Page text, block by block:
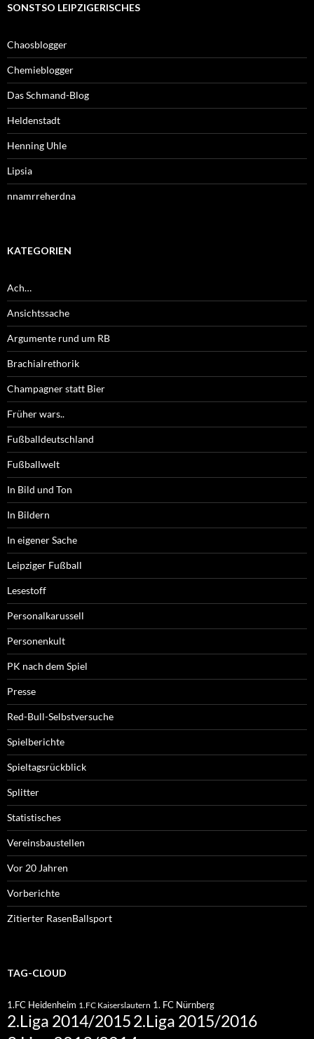
SONSTSO LEIPZIGERISCHES
Chaosblogger
Chemieblogger
Das Schmand-Blog
Heldenstadt
Henning Uhle
Lipsia
nnamrreherdna
KATEGORIEN
Ach…
Ansichtssache
Argumente rund um RB
Brachialrethorik
Champagner statt Bier
Früher wars..
Fußballdeutschland
Fußballwelt
In Bild und Ton
In Bildern
In eigener Sache
Leipziger Fußball
Lesestoff
Personalkarussell
Personenkult
PK nach dem Spiel
Presse
Red-Bull-Selbstversuche
Spielberichte
Spieltagsrückblick
Splitter
Statistisches
Vereinsbaustellen
Vor 20 Jahren
Vorberichte
Zitierter RasenBallsport
TAG-CLOUD
1.FC Heidenheim 1.FC Kaiserslautern 1. FC Nürnberg
2.Liga 2014/20152.Liga 2015/2016